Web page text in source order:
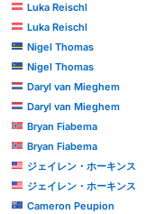
Luka Reischl
Luka Reischl
Nigel Thomas
Nigel Thomas
Daryl van Mieghem
Daryl van Mieghem
Bryan Fiabema
Bryan Fiabema
ジェイレン・ホーキンス
ジェイレン・ホーキンス
Cameron Peupion